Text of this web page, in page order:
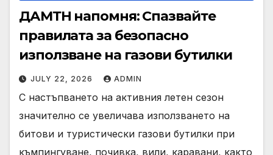
ДАМТН напомня: Спазвайте
правилата за безопасно
използване на газови бутилки
JULY 22, 2026 ADMIN
С настъпването на активния летен сезон
значително се увеличава използването на
битови и туристически газови бутилки при
къмпингуване, почивка, вили, каравани, както